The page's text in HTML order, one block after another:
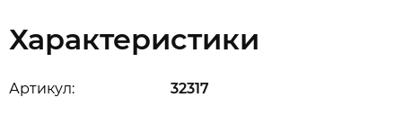
Характеристики
Артикул: 32317